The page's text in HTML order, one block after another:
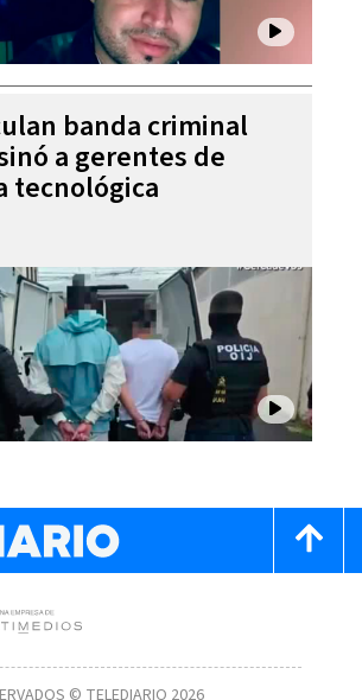
banda criminal
a gerentes de
tecnológica
© TELEDIARIO 2026